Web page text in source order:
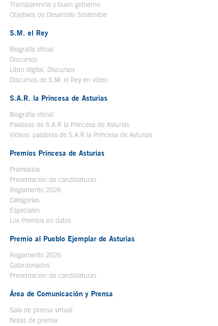
Transparencia y buen gobierno
Objetivos de Desarrollo Sostenible
S.M. el Rey
Biografía oficial
Discursos
Libro digital. Discursos
Discursos de S.M. el Rey en vídeo
S.A.R. la Princesa de Asturias
Biografía oficial
Palabras de S.A.R la Princesa de Asturias
Videos: palabras de S.A.R la Princesa de Asturias
Premios Princesa de Asturias
Premiados
Presentación de candidaturas
Reglamento 2026
Categorías
Especiales
Los Premios en datos
Premio al Pueblo Ejemplar de Asturias
Reglamento 2026
Galardonados
Presentación de candidaturas
Área de Comunicación y Prensa
Sala de prensa virtual
Notas de prensa